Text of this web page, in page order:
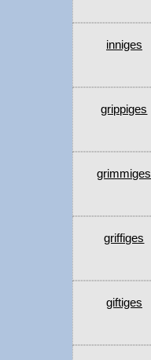
inniges
grippiges
grimmiges
griffiges
giftiges